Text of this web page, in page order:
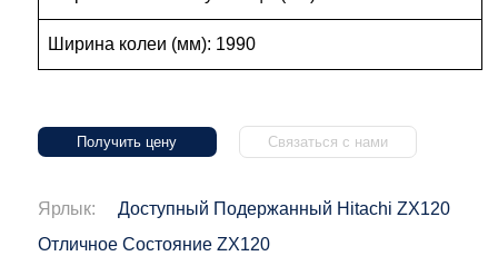
Ширина колеи (мм): 1990
Получить цену Связаться с нами
Ярлык:
Доступный Подержанный Hitachi ZX120
Отличное Состояние ZX120